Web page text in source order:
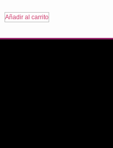
Añadir al carrito